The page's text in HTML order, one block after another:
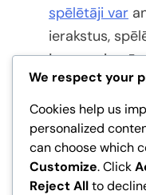
spēlētāji var
ierakstus,
jomas,
šūpošanās
Servēšanas
piegādāt
augstumiem,
savas serves
We respect your
Cookies help us
personalized
can choose which
Customize. Click
Reject Allto